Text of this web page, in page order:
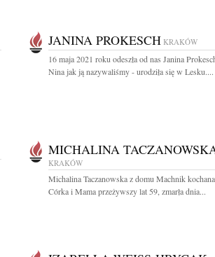
JANINA PROKESCH KRAKÓW
16 maja 2021 roku odeszła od nas Janina
Nina jak ją nazywaliśmy - urodziła się w Lesku....
MICHALINA
KRAKÓW
Michalina Taczanowska z domu Machnik kochana
Córka i Mama przeżywszy lat 59, zmarła dnia...